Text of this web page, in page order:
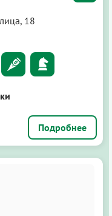
18
Подробнее